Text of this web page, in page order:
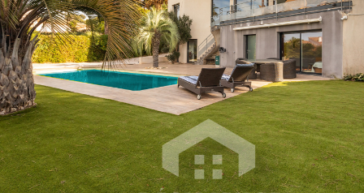
AGDE
(34300)